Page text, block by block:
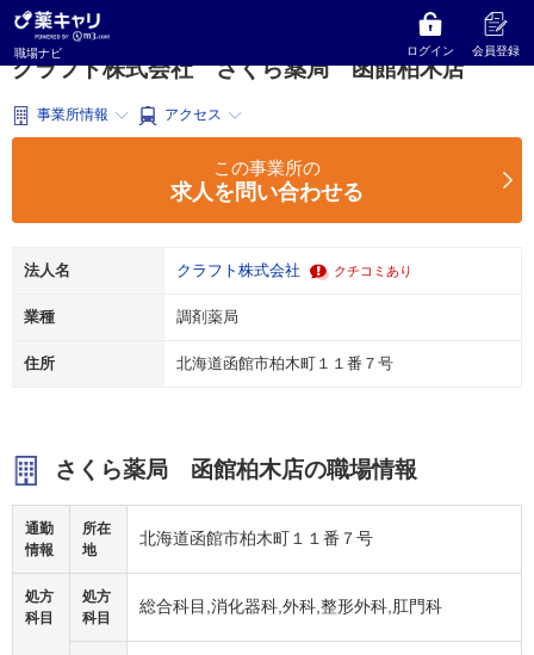
職場ナビ ログイン 会員登録
薬キャリ 職場ナビ
クラフト株式会社
さくら薬局 函館柏木店
クラフト株式会社 さくら薬局 函館柏木店
事業所情報 アクセス
この事業所の
求人を問い合わせる
法人名 クラフト株式会社 クチコミあり
業種 調剤薬局
住所 北海道函館市柏木町１１番７号
さくら薬局 函館柏木店の職場情報
通勤
情報
所在
地
北海道函館市柏木町１１番７号
処方
科目
処方
科目
総合科目,消化器科,外科,整形外科,肛門科